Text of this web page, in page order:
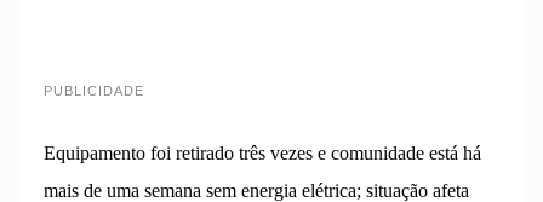
PUBLICIDADE
Equipamento foi retirado três vezes e comunidade está há
mais de uma semana sem energia elétrica; situação afeta